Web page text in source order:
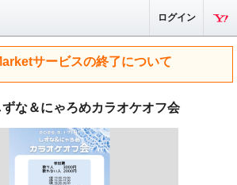
ログイン
サービスの終了について
な＆にゃろめカラオケオフ会